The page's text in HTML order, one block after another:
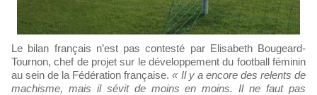
Le bilan français n’est pas contesté par Elisabeth Bougeard-
Tournon, chef de projet sur le développement du football féminin
au sein de la Fédération française.« Il y a encore des relents de
machisme, mais il sévit de moins en moins. Il ne faut pas